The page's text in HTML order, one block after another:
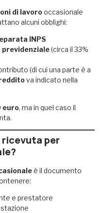
di lavorooccasionale
alcuni obblighi:
INPS
(circa il 33%
(di cui una parte è a
va indicato nella
euro, ma in quel caso il
ricevuta per
è il documento
e prestatore